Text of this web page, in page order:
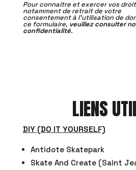
Pour connaitre et exercer vos
notamment de retrait de votre
consentement à l’utilisation de
ce formulaire, veuillez consulter
confidentialité.
LIENS
DIY (DO IT YOURSELF)
Antidote Skatepark
Skate And Create (Saint